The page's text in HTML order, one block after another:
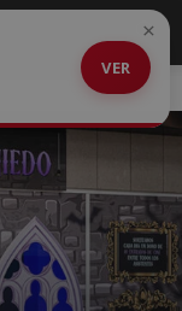
VER
×